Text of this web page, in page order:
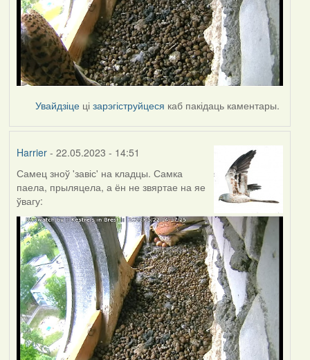
Увайдзіце цізарэгіструйцеся каб пакідаць каментары.
Harrier- 22.05.2023 - 14:51
Самец зноў 'завіс' на кладцы. Самка
паела, прыляцела, а ён не звяртае на яе
ўвагу: